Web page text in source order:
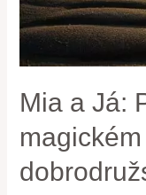
Mia a Já: